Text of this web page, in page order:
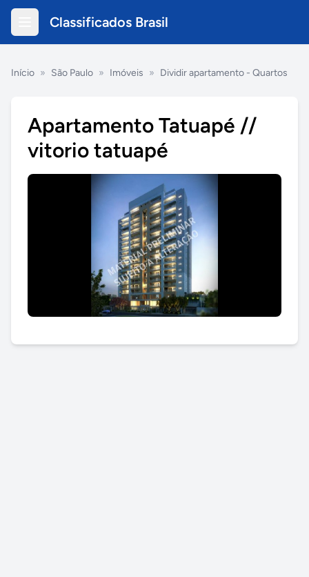
Classificados Brasil
Início » São Paulo » Imóveis » Dividir apartamento - Quartos
Apartamento Tatuapé //
vitorio tatuapé